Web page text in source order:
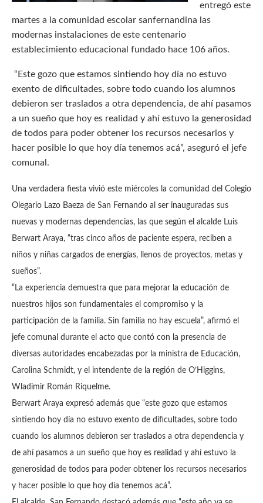
entregó este
martes a la comunidad escolar sanfernandina las
modernas instalaciones de este centenario
establecimiento educacional fundado hace 106 años.
“Este gozo que estamos sintiendo hoy día no estuvo
exento de dificultades, sobre todo cuando los alumnos
debieron ser traslados a otra dependencia, de ahí pasamos
a un sueño que hoy es realidad y ahí estuvo la generosidad
de todos para poder obtener los recursos necesarios y
hacer posible lo que hoy día tenemos acá”, aseguró el jefe
comunal.
Una verdadera fiesta vivió este miércoles la comunidad del Colegio
Olegario Lazo Baeza de San Fernando al ser inauguradas sus
nuevas y modernas dependencias, las que según el alcalde Luis
Berwart Araya, “tras cinco años de paciente espera, reciben a
niños y niñas cargados de energías, llenos de proyectos, metas y
sueños”.
“La experiencia demuestra que para mejorar la educación de
nuestros hijos son fundamentales el compromiso y la
participación de la familia. Sin familia no hay escuela”, afirmó el
jefe comunal durante el acto que contó con la presencia de
diversas autoridades encabezadas por la ministra de Educación,
Carolina Schmidt, y el intendente de la región de O’Higgins,
Wladimir Román Riquelme.
Berwart Araya expresó además que “este gozo que estamos
sintiendo hoy día no estuvo exento de dificultades, sobre todo
cuando los alumnos debieron ser traslados a otra dependencia y
de ahí pasamos a un sueño que hoy es realidad y ahí estuvo la
generosidad de todos para poder obtener los recursos necesarios
y hacer posible lo que hoy día tenemos acá”.